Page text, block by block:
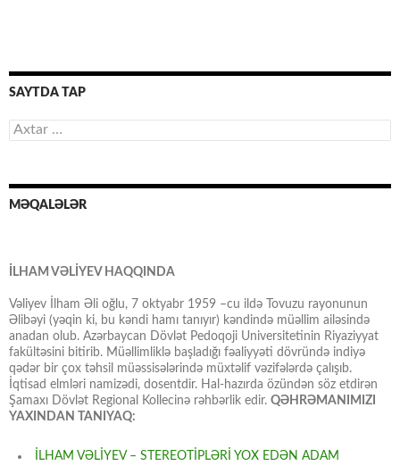
SAYTDA TAP
Axtarış:
MƏQALƏLƏR
İLHAM VƏLİYEV HAQQINDA
Vəliyev İlham Əli oğlu, 7 oktyabr 1959 –cu ildə Tovuzu rayonunun
Əlibəyi (yəqin ki, bu kəndi hamı tanıyır) kəndində müəllim ailəsində
anadan olub. Azərbaycan Dövlət Pedoqoji Universitetinin Riyaziyyat
fakültəsini bitirib. Müəllimliklə başladığı fəaliyyəti dövründə indiyə
qədər bir çox təhsil müəssisələrində müxtəlif vəzifələrdə çalışıb.
İqtisad elmləri namizədi, dosentdir. Hal-hazırda özündən söz etdirən
Şamaxı Dövlət Regional Kollecinə rəhbərlik edir. QƏHRƏMANIMIZI
YAXINDAN TANIYAQ:
İLHAM VƏLİYEV – STEREOTİPLƏRİ YOX EDƏN ADAM